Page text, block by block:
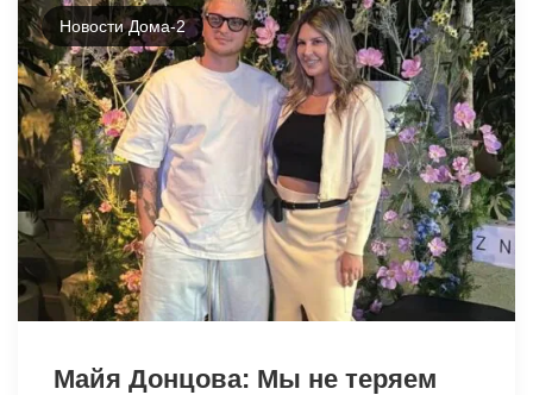
Новости Дома-2
Майя Донцова: Мы не теряем